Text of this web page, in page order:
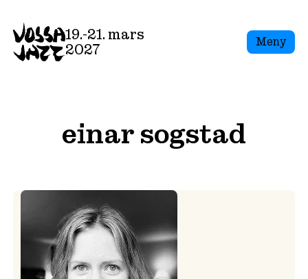
to
content
19.-21. mars
2027
Meny
einar sogstad